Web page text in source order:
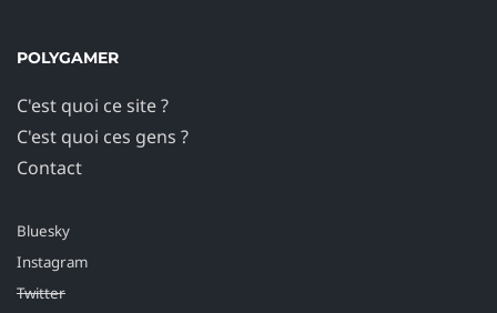
POLYGAMER
C'est quoi ce site ?
C'est quoi ces gens ?
Contact
Bluesky
Instagram
Twitter